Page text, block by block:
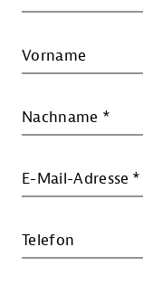
Vorname
Nachname *
E-Mail-Adresse *
Telefon